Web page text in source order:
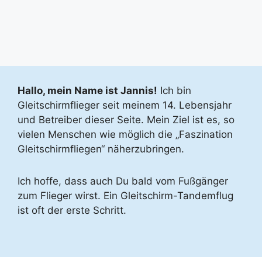
Hallo, mein Name ist Jannis! Ich bin
Gleitschirmflieger seit meinem 14. Lebensjahr
und Betreiber dieser Seite. Mein Ziel ist es, so
vielen Menschen wie möglich die „Faszination
Gleitschirmfliegen“ näherzubringen.
Ich hoffe, dass auch Du bald vom Fußgänger
zum Flieger wirst. Ein Gleitschirm-Tandemflug
ist oft der erste Schritt.